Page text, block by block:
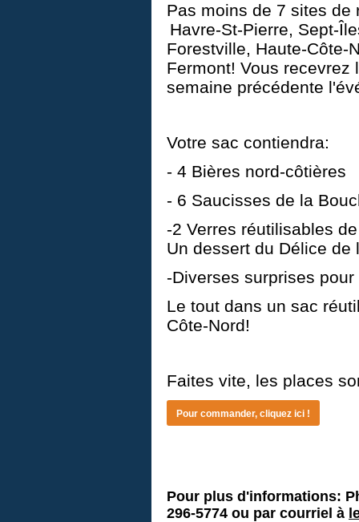
Pas moins de 7 sites de
Havre-St-Pierre, Sept-
Forestville, Haute-Côte-
Fermont! Vous recevrez
semaine précédente
Votre sac contiendra:
- 4 Bières nord-côtières
- 6 Saucisses de la
-2 Verres réutilisables
Un dessert du Délice de
-Diverses surprises
Le tout dans un sac
Côte-Nord!
Faites vite, les places
Pour commander, cliquez ici !
Pour plus d'informations:
296-5774 ou par courriel à